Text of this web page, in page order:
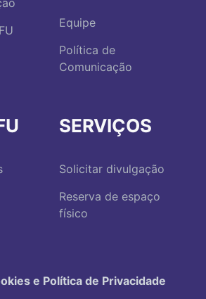
Equipe
Política de
Comunicação
SERVIÇOS
Solicitar divulgação
Reserva de espaço
físico
e Política de Privacidade